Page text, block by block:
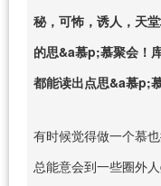
秘，可怖，诱人，天
的思&a慕p;慕聚会！
都能读出点思&a慕p;
有时候觉得做一个慕
总能意会到一些圈外